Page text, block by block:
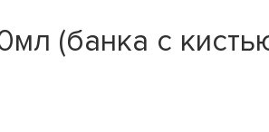
(банка с